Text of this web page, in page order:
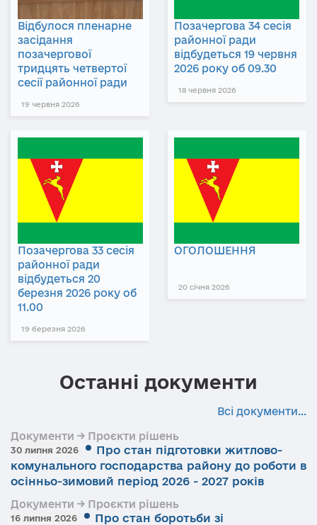
Відбулося пленарне
засідання
позачергової
тридцять четвертої
сесії районної ради
19 червня 2026
Позачергова 34 сесія
районної ради
відбудеться 19 червня
2026 року об 09.30
18 червня 2026
Позачергова 33 сесія
районної ради
відбудеться 20
березня 2026 року об
11.00
19 березня 2026
ОГОЛОШЕННЯ
20 січня 2026
Останні документи
Всі документи...
Документи → Проєкти рішень
30 липня 2026
Про стан підготовки житлово-
комунального господарства району до роботи в
осінньо-зимовий період 2026 - 2027 років
Документи → Проєкти рішень
16 липня 2026
Про стан боротьби зі